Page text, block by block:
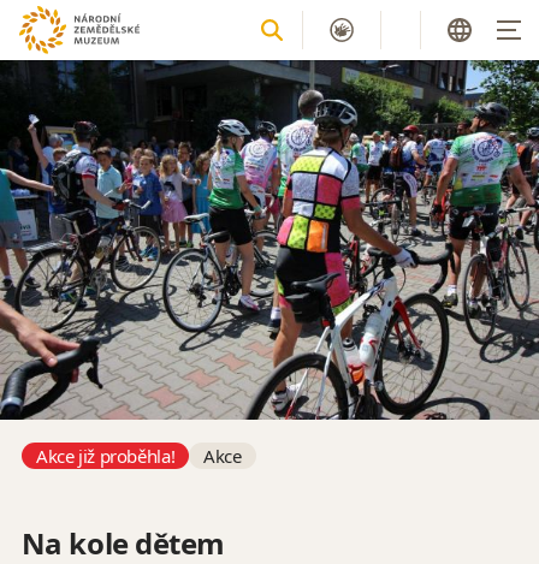
Akce již proběhla! Akce
Na kole dětem